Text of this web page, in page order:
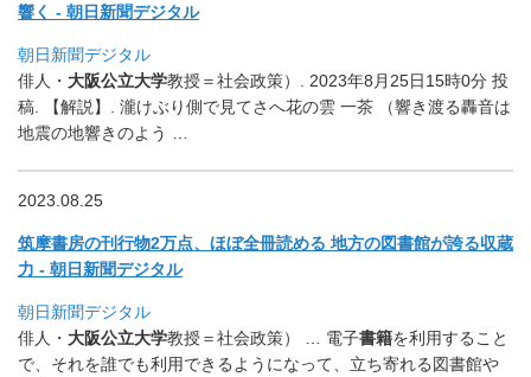
響く - 朝日新聞デジタル
朝日新聞デジタル
俳人・ 大阪公立大学教授＝社会政策）. 2023年8月25日15時0分 投
稿. 【解説】. 瀧けぶり側で見てさへ花の雲 一茶 （響き渡る轟音は
地震の地響きのよう …
2023.08.25
筑摩書房の刊行物2万点、ほぼ全冊読める 地方の図書館が誇る収蔵
力 - 朝日新聞デジタル
朝日新聞デジタル
俳人・ 大阪公立大学教授＝社会政策） … 電子書籍を利用すること
で、 それを誰でも利用できるようになって、 立ち寄れる図書館や